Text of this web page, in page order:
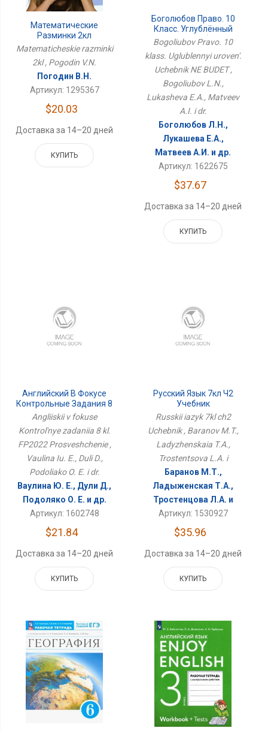
Математические
Разминки 2кл
Matematicheskie razminki
2kl , Pogodin V.N.
Погодин В.Н.
Артикул: 1295367
$20.03
Доставка за 14–20 дней
КУПИТЬ
Боголюбов Право. 10
Класс. Углублённый
Уровень. Учебник НЕ
Bogoliubov Pravo. 10
klass. Uglublennyi uroven'.
Uchebnik NE BUDET ,
Bogoliubov L.N.,
Lukasheva E.A., Matveev
A.I. i dr.
Боголюбов Л.Н.,
Лукашева Е.А.,
Матвеев А.И. и др.
Артикул: 1622675
$37.67
Доставка за 14–20 дней
КУПИТЬ
Английский В Фокусе
Контрольные Задания 8
Кл. ФП2022
Просвещение
Angliiskii v fokuse
Kontrol'nye zadaniia 8 kl.
FP2022 Prosveshchenie ,
Vaulina Iu. E., Duli D.,
Podoliako O. E. i dr.
Ваулина Ю. Е., Дули Д.,
Подоляко О. Е. и др.
Артикул: 1602748
$21.84
Доставка за 14–20 дней
КУПИТЬ
Русский Язык 7кл Ч2
Учебник
Russkii iazyk 7kl ch2
Uchebnik , Baranov M.T.,
Ladyzhenskaia T.A.,
Trostentsova L.A. i
Баранов М.Т.,
Ладыженская Т.А.,
Тростенцова Л.А. и
Артикул: 1530927
$35.96
Доставка за 14–20 дней
КУПИТЬ